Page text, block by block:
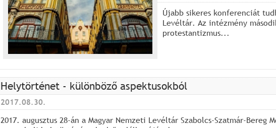
Újabb sikeres konferenciát
Levéltár. Az intézmény
protestantizmus...
Helytörténet - különböző aspektusokból
2017.08.30.
2017. augusztus 28-án a Magyar Nemzeti Levéltár Szabolcs-Szatmár-